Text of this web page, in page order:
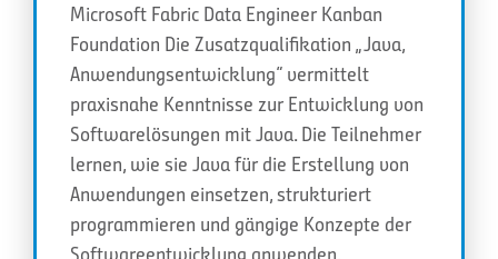
Microsoft Fabric Data Engineer Kanban
Foundation Die Zusatzqualifikation „Java,
Anwendungsentwicklung“ vermittelt
praxisnahe Kenntnisse zur Entwicklung von
Softwarelösungen mit Java. Die Teilnehmer
lernen, wie sie Java für die Erstellung von
Anwendungen einsetzen, strukturiert
programmieren und gängige Konzepte der
Softwareentwicklung anwenden.